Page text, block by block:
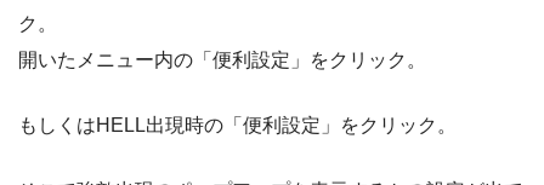
ク。
開いたメニュー内の「便利設定」をクリック。
もしくはHELL出現時の「便利設定」をクリック。